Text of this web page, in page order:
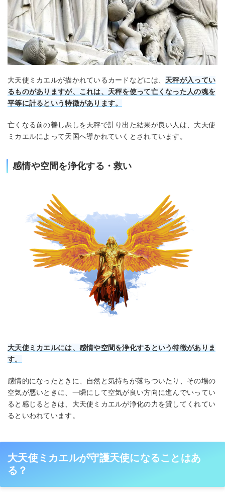
大天使ミカエルが描かれているカードなどには、 天秤が入ってい
るものがありますが、これは、天秤を使って亡くなった人の魂を
平等に計るという特徴があります。
亡くなる前の善し悪しを天秤で計り出た結果が良い人は、大天使
ミカエルによって天国へ導かれていくとされています。
感情や空間を浄化する・救い
大天使ミカエルには、感情や空間を浄化するという特徴がありま
す。
感情的になったときに、自然と気持ちが落ちついたり、その場の
空気が悪いときに、一瞬にして空気が良い方向に進んでいってい
ると感じるときは、大天使ミカエルが浄化の力を貸してくれてい
るといわれています。
大天使ミカエルが守護天使になることはあ
る？